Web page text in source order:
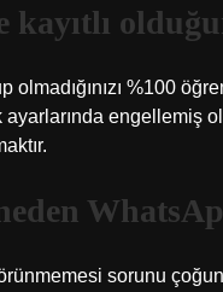
kayıtlı
olmadığınızı %100
ayarlarında engellemiş
sorunu